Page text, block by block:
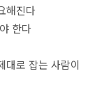
해진다
한다
대로 잡는 사람이